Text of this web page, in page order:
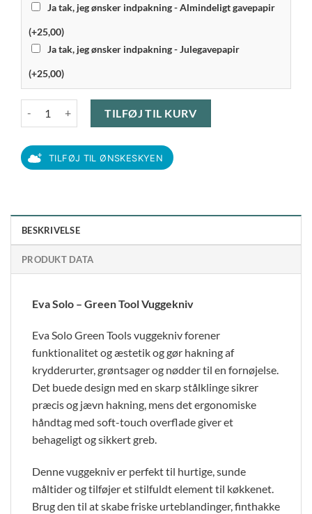
Ja tak, jeg ønsker indpakning - Almindeligt gavepapir
(+25,00)
Ja tak, jeg ønsker indpakning - Julegavepapir
(+25,00)
TILFØJ TIL KURV
TILFØJ TIL ØNSKESKYEN
BESKRIVELSE
PRODUKT DATA
Eva Solo – Green Tool Vuggekniv
Eva Solo Green Tools vuggekniv forener
funktionalitet og æstetik og gør hakning af
krydderurter, grøntsager og nødder til en fornøjelse.
Det buede design med en skarp stålklinge sikrer
præcis og jævn hakning, mens det ergonomiske
håndtag med soft-touch overflade giver et
behageligt og sikkert greb.
Denne vuggekniv er perfekt til hurtige, sunde
måltider og tilføjer et stilfuldt element til køkkenet.
Brug den til at skabe friske urteblandinger, finthakke